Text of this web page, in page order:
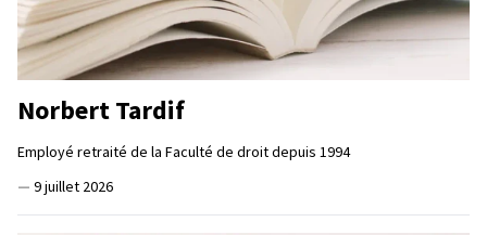
Norbert Tardif
Employé retraité de la Faculté de droit depuis 1994
— 9 juillet 2026